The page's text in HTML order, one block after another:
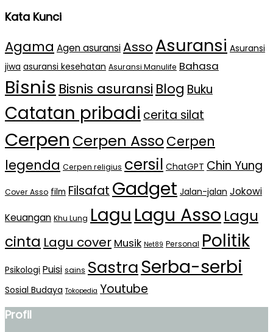
Kata Kunci
Agama Agen asuransiAsso Asuransi Asuransi
jiwa asuransi kesehatan Asuransi Manulife Bahasa
Bisnis Bisnis asuransi Blog Buku
Catatan pribadi cerita silat
Cerpen Cerpen AssoCerpen
legenda Cerpen religius cersil ChatGPT Chin Yung
Cover Asso film Filsafat Gadget Jalan-jalan Jokowi
Keuangan Khu Lung Lagu Lagu Asso Lagu
cinta Lagu cover Musik Net89 Personal Politik
Psikologi Puisi sains SastraSerba-serbi
Sosial Budaya Tokopedia Youtube
Profil